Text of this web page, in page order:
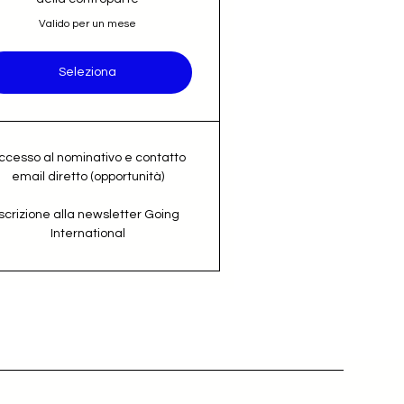
Valido per un mese
Seleziona
al nominativo e contatto
email diretto (opportunità)
alla newsletter Going
International